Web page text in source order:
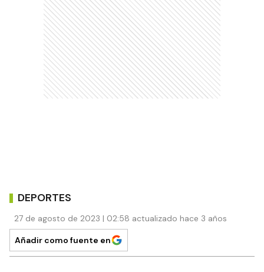
DEPORTES
27 de agosto de 2023 | 02:58 actualizado hace 3 años
Añadir como fuente en